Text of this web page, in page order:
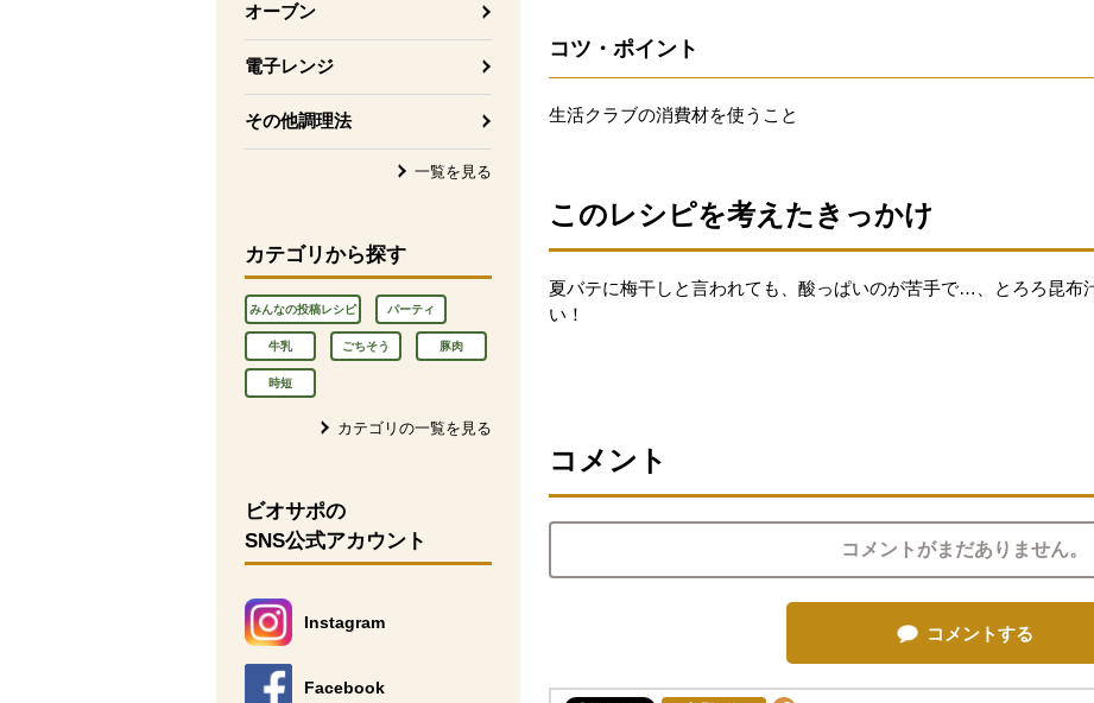
オーブン
電子レンジ
その他調理法
一覧を見る
カテゴリから探す
みんなの投稿レシピ パーティ
牛乳 ごちそう 豚肉
時短
カテゴリの一覧を見る
ビオサポの
SNS公式アカウント
Instagram
別のウィンドウで開きます。
Facebook
別のウィンドウで開きます。
コツ・ポイント
生活クラブの消費材を使うこと
このレシピを考えたきっかけ
夏バテに梅干しと言われても、酸っぱいのが苦手で…、とろろ昆布
い！
コメント
コメントがまだありません。
コメントする